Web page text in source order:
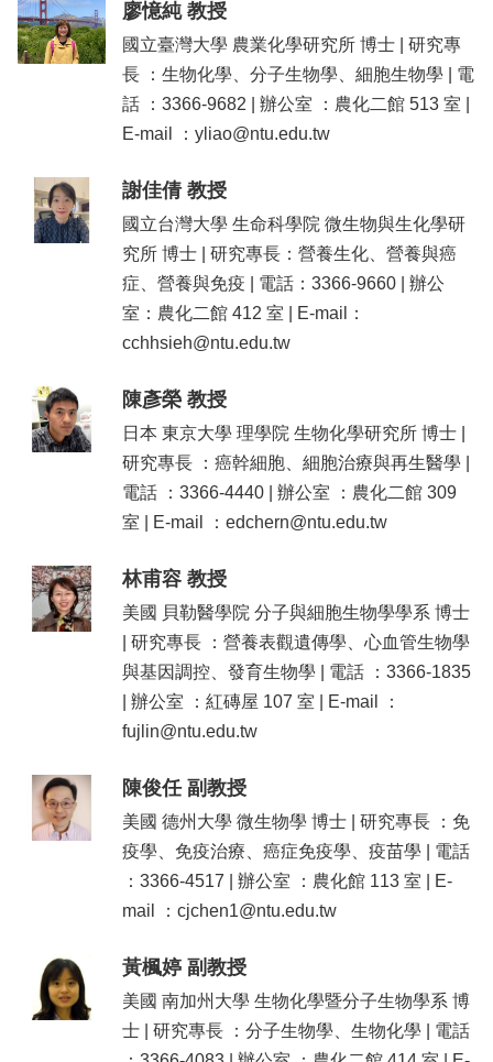
系
所
中
生
專
區
博
士
班
態
常
中
捐
廖憶純 教授
國立臺灣大學 農業化學研究所 博士 | 研究專
長 ：生物化學、分子生物學、細胞生物學 | 電
話 ：3366-9682 | 辦公室 ：農化二館 513 室 |
E-mail ：yliao@ntu.edu.tw
謝佳倩 教授
國立台灣大學 生命科學院 微生物與生化學研
究所 博士 | 研究專長：營養生化、營養與癌
症、營養與免疫 | 電話：3366-9660 | 辦公
室：農化二館 412 室 | E-mail：
cchhsieh@ntu.edu.tw
陳彥榮 教授
日本 東京大學 理學院 生物化學研究所 博士 |
研究專長 ：癌幹細胞、細胞治療與再生醫學 |
電話 ：3366-4440 | 辦公室 ：農化二館 309
室 | E-mail ：edchern@ntu.edu.tw
林甫容 教授
美國 貝勒醫學院 分子與細胞生物學學系 博士
| 研究專長 ：營養表觀遺傳學、心血管生物學
與基因調控、發育生物學 | 電話 ：3366-1835
| 辦公室 ：紅磚屋 107 室 | E-mail ：
fujlin@ntu.edu.tw
陳俊任 副教授
美國 德州大學 微生物學 博士 | 研究專長 ：免
疫學、免疫治療、癌症免疫學、疫苗學 | 電話
：3366-4517 | 辦公室 ：農化館 113 室 | E-
mail ：cjchen1@ntu.edu.tw
黃楓婷 副教授
美國 南加州大學 生物化學暨分子生物學系 博
士 | 研究專長 ：分子生物學、生物化學 | 電話